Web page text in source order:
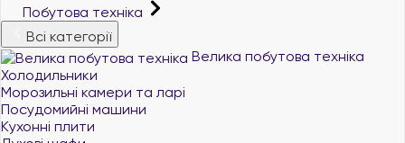
Побутова техніка
Всі категорії
Велика побутова техніка
Холодильники
Морозильні камери та ларі
Посудомийні машини
Кухонні плити